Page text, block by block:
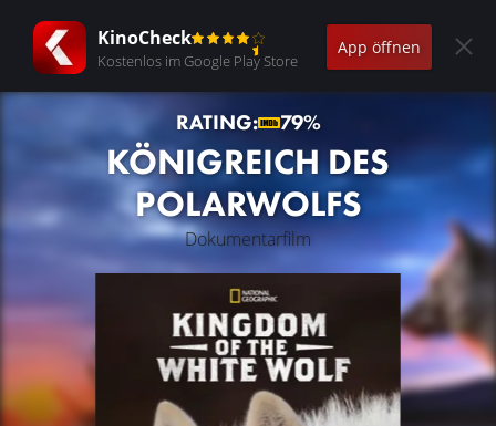
KinoCheck
Kostenlos im Google Play Store
App öffnen
RATING: 79%
KÖNIGREICH DES
POLARWOLFS
Dokumentarfilm